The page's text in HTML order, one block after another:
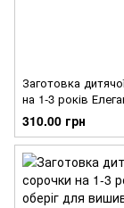
Заготовка
на 1-3 років
вишивки бісером
СД071кБ28нн
310.00 грн